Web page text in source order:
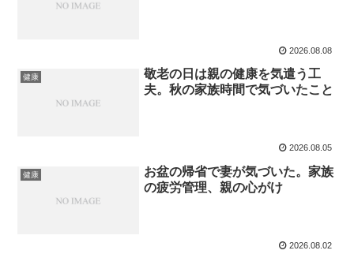
2026.08.08
健康
敬老の日は親の健康を気遣う工
夫。秋の家族時間で気づいたこと
2026.08.05
健康
お盆の帰省で妻が気づいた。家族
の疲労管理、親の心がけ
2026.08.02